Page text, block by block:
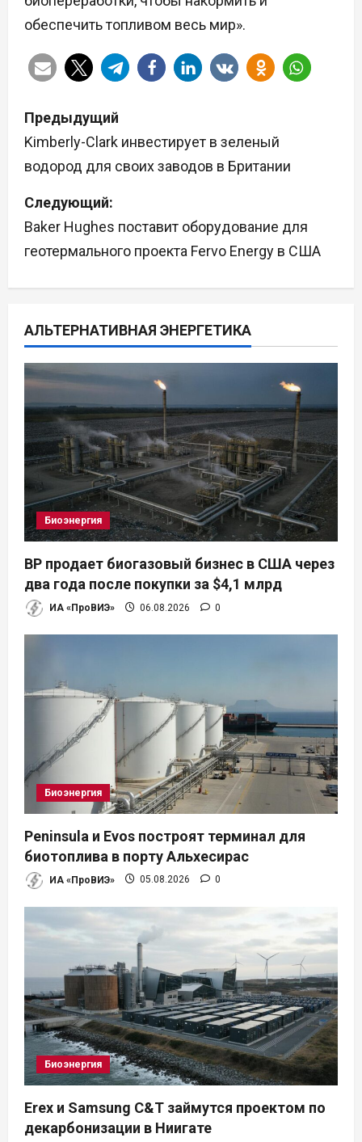
обеспечить топливом весь мир».
Н
а
в
и
г
и
я
п
о
з
а
п
и
с
м
Предыдущий
Kimberly-Clark инвестирует в зеленый
водород для своих заводов в Британии
Следующий:
Baker Hughes поставит оборудование для
геотермального проекта Fervo Energy в США
АЛЬТЕРНАТИВНАЯ ЭНЕРГЕТИКА
Биоэнергия
BP продает биогазовый бизнес в США через
два года после покупки за $4,1 млрд
ИА «ПроВИЭ» 06.08.2026 0
Биоэнергия
Peninsula и Evos построят терминал для
биотоплива в порту Альхесирас
ИА «ПроВИЭ» 05.08.2026 0
Биоэнергия
Erex и Samsung C&T займутся проектом по
декарбонизации в Ниигате